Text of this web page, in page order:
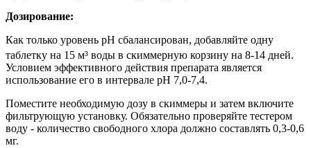
Дозирование:
Как только уровень pH сбалансирован, добавляйте одну
таблетку на 15 м³ воды в скиммерную корзину на 8-14 дней.
Условием эффективного действия препарата является
использование его в интервале pH 7,0-7,4.
Поместите необходимую дозу в скиммеры и затем включите
фильтрующую установку. Обязательно проверяйте тестером
воду - количество свободного хлора должно составлять 0,3-0,6
мг.